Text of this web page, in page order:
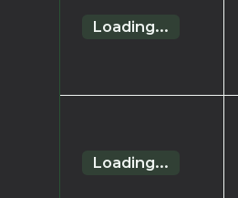
Loading...
Loading...